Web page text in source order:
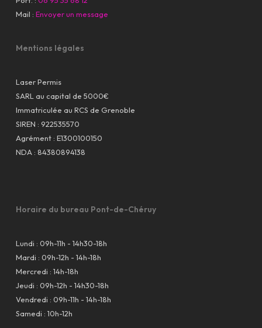
Mail : Envoyer un message
Mentions légales
Laser Permis
SARL au capital de 5000€
Immatriculée au RCS de Grenoble
SIREN : 922535570
Agrément : E1300100150
NDA : 84380894138
Horaire du bureau Pont-de-Chéruy
Lundi : 09h-11h - 14h30-18h
Mardi : 09h-12h - 14h-18h
Mercredi : 14h-18h
Jeudi : 09h-12h - 14h30-18h
Vendredi : 09h-11h - 14h-18h
Samedi : 10h-12h